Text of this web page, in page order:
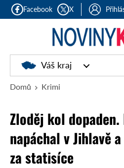
Facebook X
Noviny
kraje
Váš kraj
Domů Krimi
Zloděj kol
napáchal v Jihlavě
za statisíce